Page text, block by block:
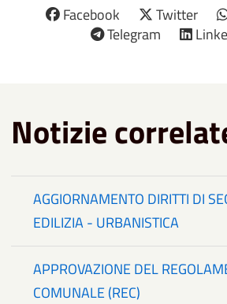
Facebook
Twitter
Telegram
Notizie
AGGIORNAMENTO DIRITTI DI
EDILIZIA - URBANISTICA
APPROVAZIONE DEL
COMUNALE (REC)